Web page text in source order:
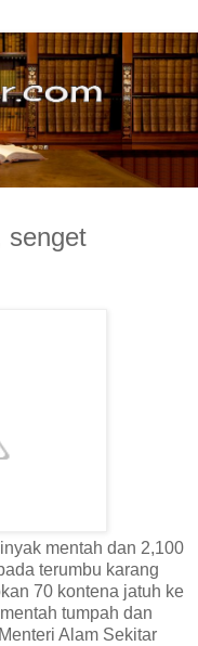
senget
mentah dan 2,100
terumbu karang
70 kontena jatuh ke
tumpah dan
Alam Sekitar